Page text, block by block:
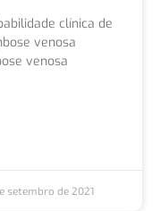
clínica de
venosa
venosa
setembro de 2021